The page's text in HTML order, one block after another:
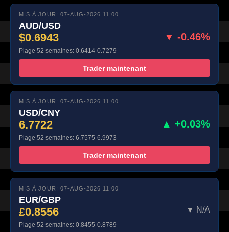
MIS À JOUR: 07-AUG-2026 11:00
AUD/USD
$0.6943 ▼ -0.46%
Plage 52 semaines: 0.6414-0.7279
Trader maintenant
MIS À JOUR: 07-AUG-2026 11:00
USD/CNY
6.7722 ▲ +0.03%
Plage 52 semaines: 6.7575-6.9973
Trader maintenant
MIS À JOUR: 07-AUG-2026 11:00
EUR/GBP
£0.8556 ▼ N/A
Plage 52 semaines: 0.8455-0.8789